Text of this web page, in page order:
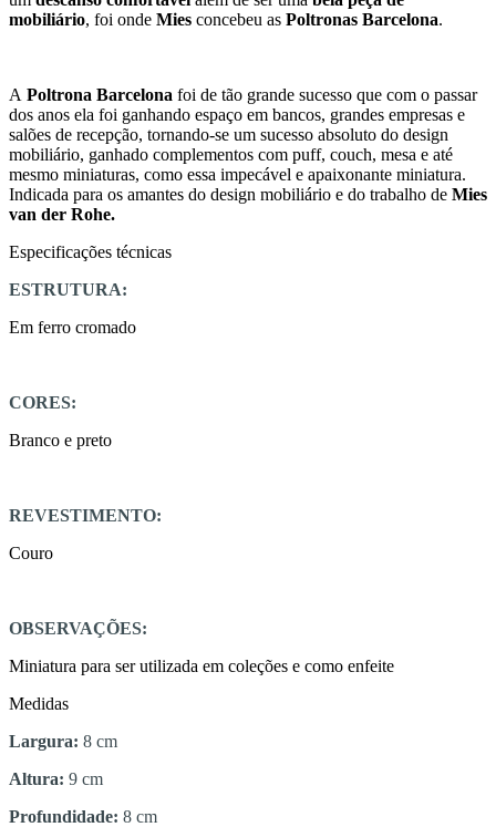
mobiliário, foi onde Mies concebeu as Poltronas Barcelona.
A Poltrona Barcelona foi de tão grande sucesso que com o passar
dos anos ela foi ganhando espaço em bancos, grandes empresas e
salões de recepção, tornando-se um sucesso absoluto do design
mobiliário, ganhado complementos com puff, couch, mesa e até
mesmo miniaturas, como essa impecável e apaixonante miniatura.
Indicada para os amantes do design mobiliário e do trabalho de Mies
van der Rohe.
Especificações técnicas
ESTRUTURA:
Em ferro cromado
CORES:
Branco e preto
REVESTIMENTO:
Couro
OBSERVAÇÕES:
Miniatura para ser utilizada em coleções e como enfeite
Medidas
Largura: 8 cm
Altura: 9 cm
Profundidade: 8 cm